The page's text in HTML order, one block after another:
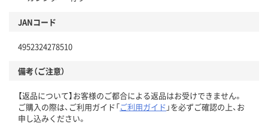
JANコード
4952324278510
備考（ご注意）
【返品について】お客様のご都合による返品はお受けできません。
ご購入の際は、ご利用ガイド「ご利用ガイド 」を必ずご確認の上、お
申し込みください。